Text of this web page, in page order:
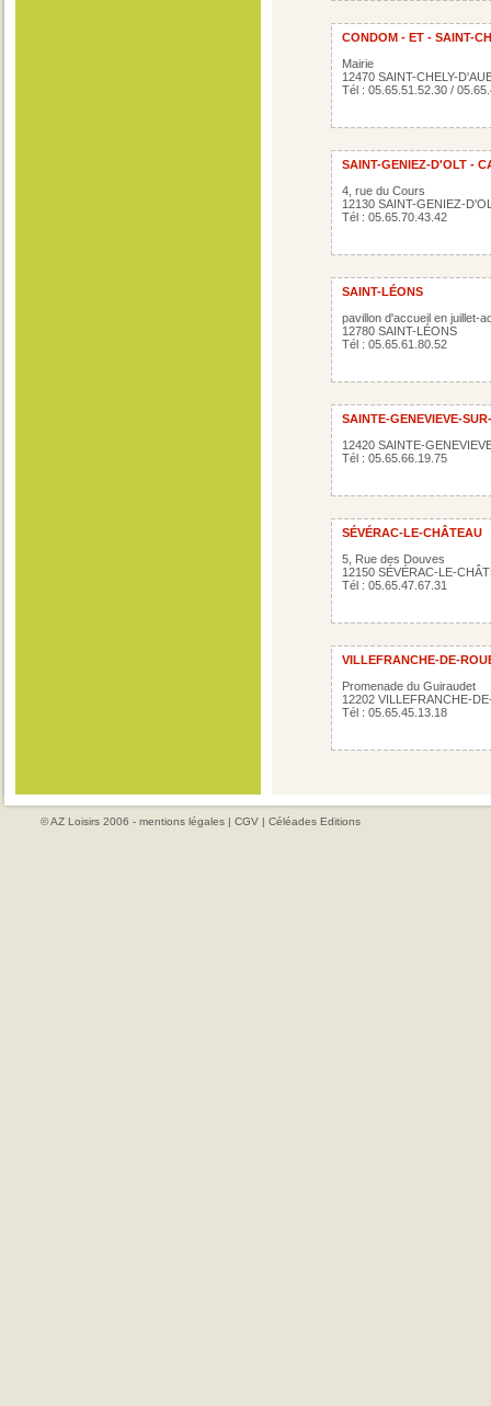
CONDOM - ET - SAINT-
Mairie
12470 SAINT-CHELY-
Tél : 05.65.51.52.30 /
SAINT-GENIEZ-D'OLT -
4, rue du Cours
12130 SAINT-GENIEZ-
Tél : 05.65.70.43.42
SAINT-LÉONS
pavillon d'accueil en juillet-
12780 SAINT-LÉONS
Tél : 05.65.61.80.52
SAINTE-GENEVIEVE-
12420 SAINTE-
Tél : 05.65.66.19.75
SÉVÉRAC-LE-CHÂTEAU
5, Rue des Douves
12150 SÉVÉRAC-LE-
Tél : 05.65.47.67.31
VILLEFRANCHE-DE-
Promenade du Guiraudet
12202 VILLEFRANCHE-
Tél : 05.65.45.13.18
© AZ Loisirs 2006 - mentions légales | CGV | Céléades Editions